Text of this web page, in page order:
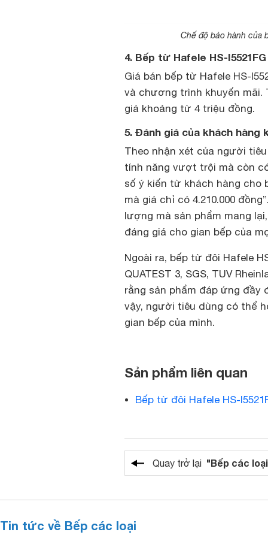
Chế độ bảo hành của
4. Bếp từ Hafele HS-
Giá bán bếp từ Hafele HS-
và chương trình khuyến mãi.
giá khoảng từ 4 triệu đồng.
5. Đánh giá của khách hàng
Theo nhận xét của người
tính năng vượt trội mà còn
số ý kiến từ khách hàng cho
mà giá chỉ có 4.210.000
lượng mà sản phẩm mang
đáng giá cho gian bếp của
Ngoài ra, bếp từ đôi Hafele
QUATEST 3, SGS, TUV
rằng sản phẩm đáp ứng đầy
vậy, người tiêu dùng có thể
gian bếp của mình.
Sản phẩm liên quan
Bếp từ đôi Hafele HS-
Quay trở lại "Bếp các
Tin tức về Bếp các loại